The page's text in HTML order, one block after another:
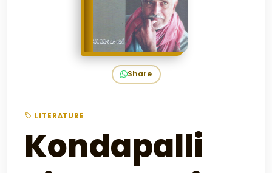
Share
LITERATURE
Kondapalli